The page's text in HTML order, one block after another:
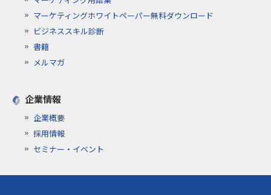
マーケティングホワイトペーパー無料ダウンロード
ビジネススキル診断
書籍
メルマガ
企業情報
企業概要
採用情報
セミナー・イベント